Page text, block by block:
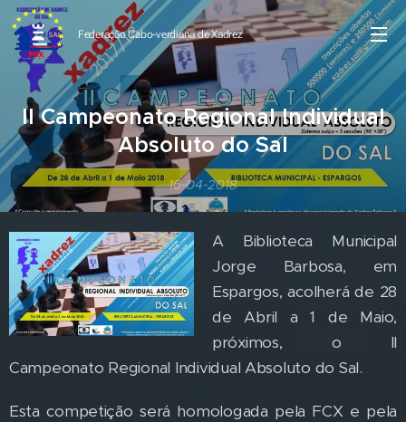
Federação Cabo-verdiana deXadrez
II Campeonato Regional Individual
Absoluto do Sal
16-04-2018
A Biblioteca Municipal
Jorge Barbosa, em
Espargos, acolherá de 28
de Abril a 1 de Maio,
próximos, o II
Campeonato Regional Individual Absoluto do Sal.
Esta competição será homologada pela FCX e pela